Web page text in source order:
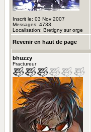
Inscrit le: 03 Nov 2007
Messages: 4733
Localisation: Bretigny sur orge
Revenir en haut de page
bhuzzy
Fractureur